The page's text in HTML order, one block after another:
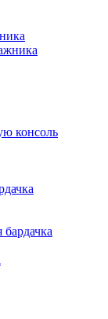
консоль